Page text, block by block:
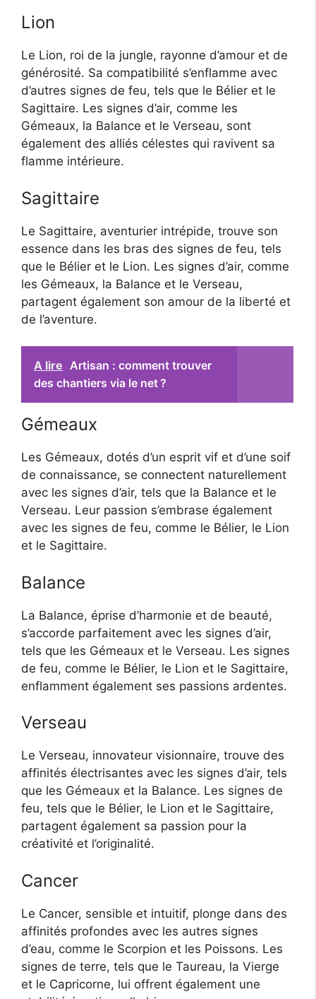
Lion
Le Lion, roi de la jungle, rayonne d’amour et de
générosité. Sa compatibilité s’enflamme avec
d’autres signes de feu, tels que le Bélier et le
Sagittaire. Les signes d’air, comme les
Gémeaux, la Balance et le Verseau, sont
également des alliés célestes qui ravivent sa
flamme intérieure.
Sagittaire
Le Sagittaire, aventurier intrépide, trouve son
essence dans les bras des signes de feu, tels
que le Bélier et le Lion. Les signes d’air, comme
les Gémeaux, la Balance et le Verseau,
partagent également son amour de la liberté et
de l’aventure.
A lire Artisan : comment trouver
des chantiers via le net ?
Gémeaux
Les Gémeaux, dotés d’un esprit vif et d’une soif
de connaissance, se connectent naturellement
avec les signes d’air, tels que la Balance et le
Verseau. Leur passion s’embrase également
avec les signes de feu, comme le Bélier, le Lion
et le Sagittaire.
Balance
La Balance, éprise d’harmonie et de beauté,
s’accorde parfaitement avec les signes d’air,
tels que les Gémeaux et le Verseau. Les signes
de feu, comme le Bélier, le Lion et le Sagittaire,
enflamment également ses passions ardentes.
Verseau
Le Verseau, innovateur visionnaire, trouve des
affinités électrisantes avec les signes d’air, tels
que les Gémeaux et la Balance. Les signes de
feu, tels que le Bélier, le Lion et le Sagittaire,
partagent également sa passion pour la
créativité et l’originalité.
Cancer
Le Cancer, sensible et intuitif, plonge dans des
affinités profondes avec les autres signes
d’eau, comme le Scorpion et les Poissons. Les
signes de terre, tels que le Taureau, la Vierge
et le Capricorne, lui offrent également une